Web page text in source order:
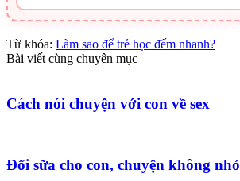
Từ khóa: Làm sao để trẻ học đếm nhanh?
Bài viết cùng chuyên mục
Cách nói chuyện với con về sex
Đổi sữa cho con, chuyện không nhỏ